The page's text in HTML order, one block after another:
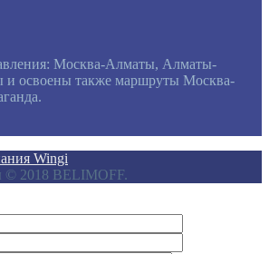
Москва-Алматы, Алматы-
и освоены также маршруты Москва-
Wingi
© 2018 BELIMOFF.